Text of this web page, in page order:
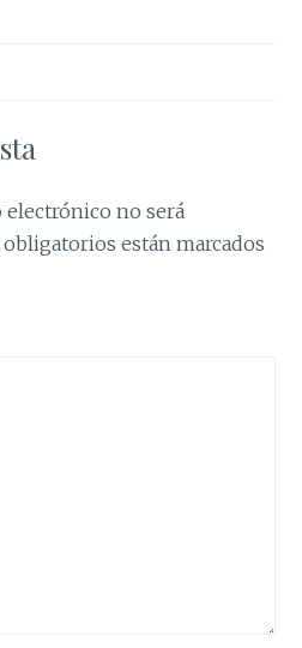
no será
están marcados